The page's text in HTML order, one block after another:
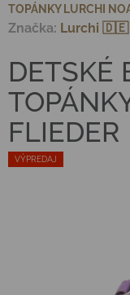
TOPÁNKY LURCHI
VÝPREDAJ
DETSKÉ
FLIEDER
Značka: Lurchi 🇩🇪